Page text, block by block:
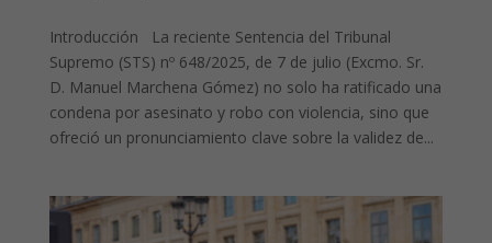
Introducción La reciente Sentencia del Tribunal
Supremo (STS) nº 648/2025, de 7 de julio (Excmo. Sr.
D. Manuel Marchena Gómez) no solo ha ratificado una
condena por asesinato y robo con violencia, sino que
ofreció un pronunciamiento clave sobre la validez de...